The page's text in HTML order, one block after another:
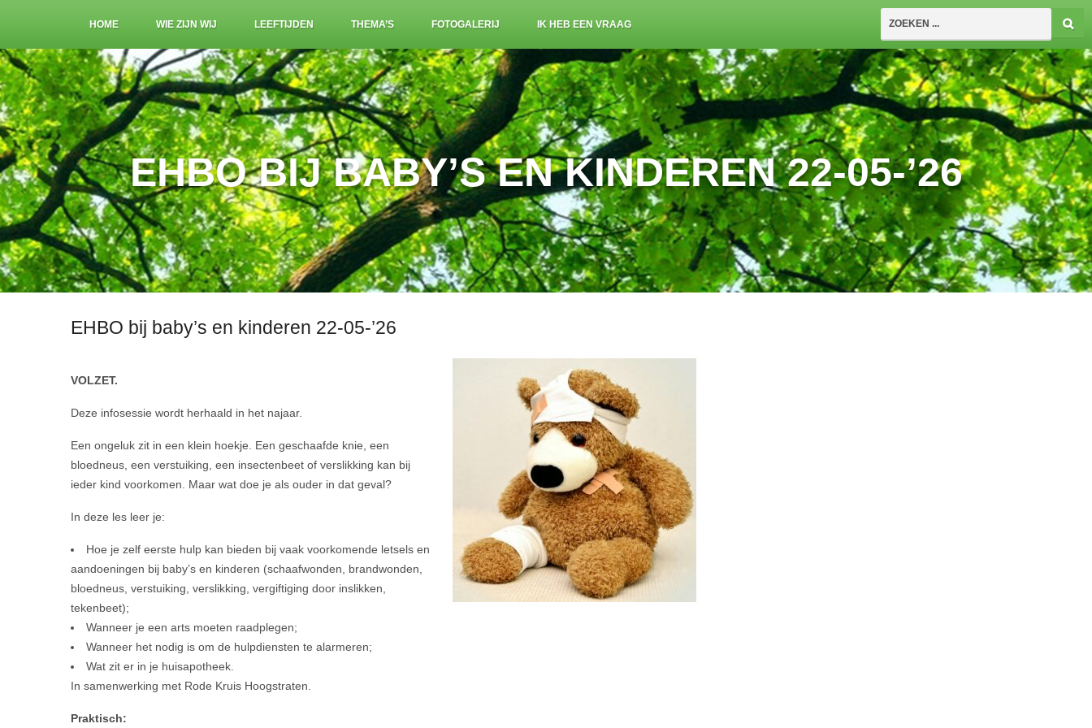
HOME WIE ZIJN WIJ LEEFTIJDEN THEMA’S FOTOGALERIJ IK HEB EEN VRAAG
EHBO BIJ BABY’S EN KINDEREN 22-05-’26
EHBO bij baby’s en kinderen 22-05-’26
VOLZET.
Deze infosessie wordt herhaald in het najaar.
Een ongeluk zit in een klein hoekje. Een geschaafde knie, een
bloedneus, een verstuiking, een insectenbeet of verslikking kan bij
ieder kind voorkomen. Maar wat doe je als ouder in dat geval?
In deze les leer je:
Hoe je zelf eerste hulp kan bieden bij vaak voorkomende letsels en
aandoeningen bij baby’s en kinderen (schaafwonden, brandwonden,
bloedneus, verstuiking, verslikking, vergiftiging door inslikken,
tekenbeet);
Wanneer je een arts moeten raadplegen;
Wanneer het nodig is om de hulpdiensten te alarmeren;
Wat zit er in je huisapotheek.
In samenwerking met Rode Kruis Hoogstraten.
Praktisch: